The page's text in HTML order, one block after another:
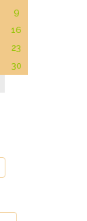
9
16
23
30